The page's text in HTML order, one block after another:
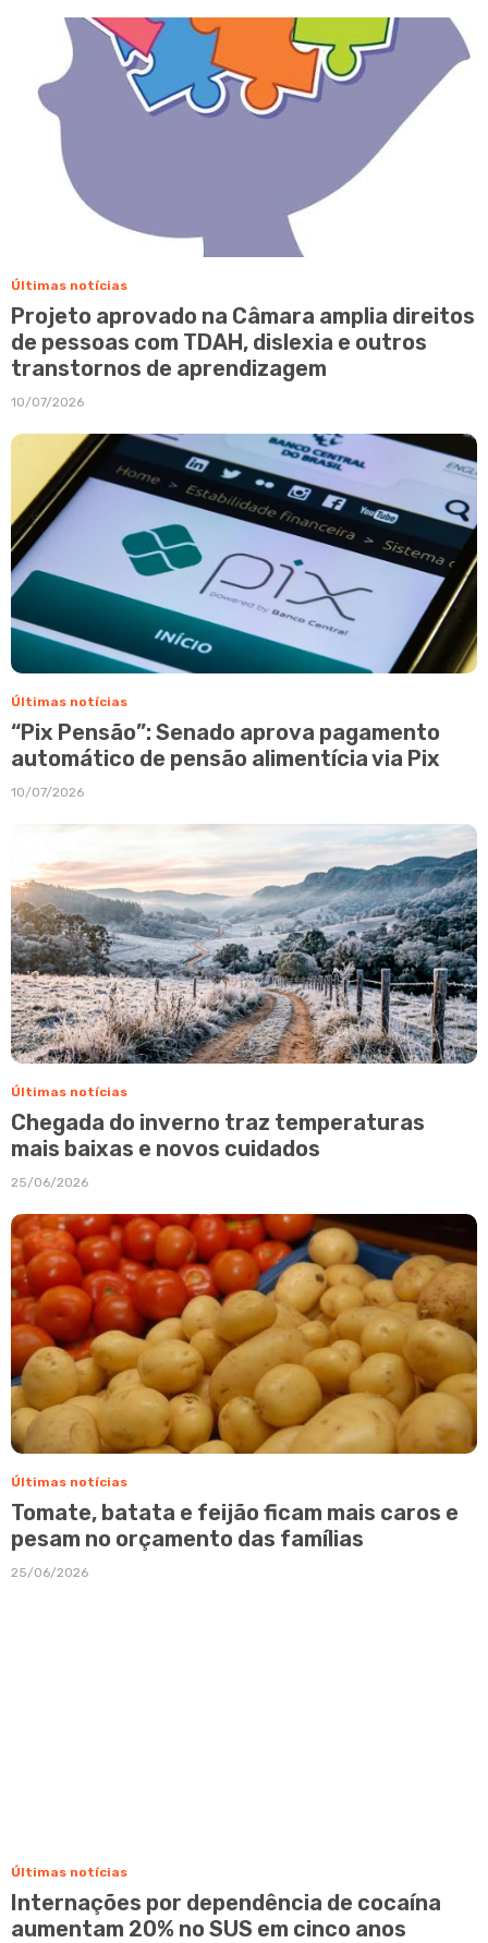
Últimas notícias
Projeto aprovado na Câmara amplia direitos
de pessoas com TDAH, dislexia e outros
transtornos de aprendizagem
10/07/2026
Últimas notícias
“Pix Pensão”: Senado aprova pagamento
automático de pensão alimentícia via Pix
10/07/2026
Últimas notícias
Chegada do inverno traz temperaturas
mais baixas e novos cuidados
25/06/2026
Últimas notícias
Tomate, batata e feijão ficam mais caros e
pesam no orçamento das famílias
25/06/2026
Últimas notícias
Internações por dependência de cocaína
aumentam 20% no SUS em cinco anos